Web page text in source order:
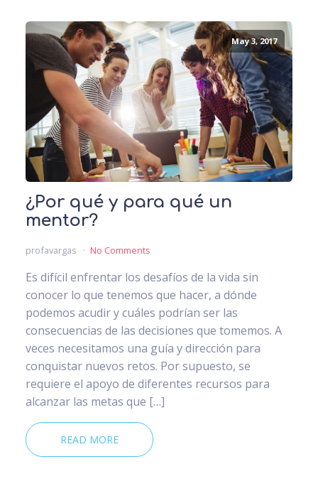
May 3, 2017
¿Por qué y para qué un
mentor?
profavargas No Comments
Es difícil enfrentar los desafíos de la vida sin
conocer lo que tenemos que hacer, a dónde
podemos acudir y cuáles podrían ser las
consecuencias de las decisiones que tomemos. A
veces necesitamos una guía y dirección para
conquistar nuevos retos. Por supuesto, se
requiere el apoyo de diferentes recursos para
alcanzar las metas que […]
READ MORE